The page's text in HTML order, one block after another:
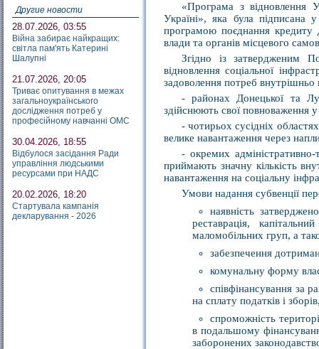
Другие новости
28.07.2026, 03:55
Війна забирає найкращих:
світла пам'ять Катерині
Шалупні
21.07.2026, 20:05
Триває опитування в межах
загальноукраїнського
дослідження потреб у
професійному навчанні ОМС
30.04.2026, 18:55
Відбулося засідання Ради
управління людськими
ресурсами при НАДС
20.02.2026, 18:20
Стартувала кампанія
декларування - 2026
«Програма з відновлення
Україні», яка була
програмою поєднання кредиту
влади та органів місцевого
Згідно із затвердженим
відновлення соціальної
задоволення потреб
- районах Донецької та
здійснюють свої повноваження
- чотирьох сусідніх
велике навантаження через
- окремих
приймають значну кількість
навантаження на соціальну
Умови надання субвенції
наявність
реставрація,
маломобільних груп, а
забезпечення
комунальну форму
співфінансування за
на сплату податків і
спроможність
в подальшому
заборонених